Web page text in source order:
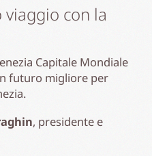
viaggio con la
Capitale Mondiale
futuro migliore per
, presidente e